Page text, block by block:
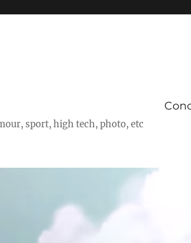
sport, high tech, photo, etc